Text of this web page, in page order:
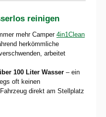
reinigen
mehr Camper 4in1Clean
herkömmliche
arbeitet
100 Liter Wasser – ein
oft keinen
direkt am Stellplatz